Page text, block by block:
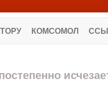
КОМСОМОЛ